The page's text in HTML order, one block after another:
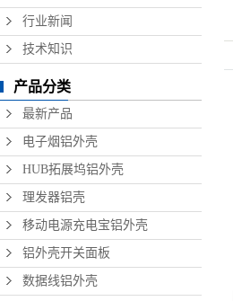
行业新闻
技术知识
产品分类
最新产品
电子烟铝外壳
HUB拓展坞铝外壳
理发器铝壳
移动电源充电宝铝外壳
铝外壳开关面板
数据线铝外壳